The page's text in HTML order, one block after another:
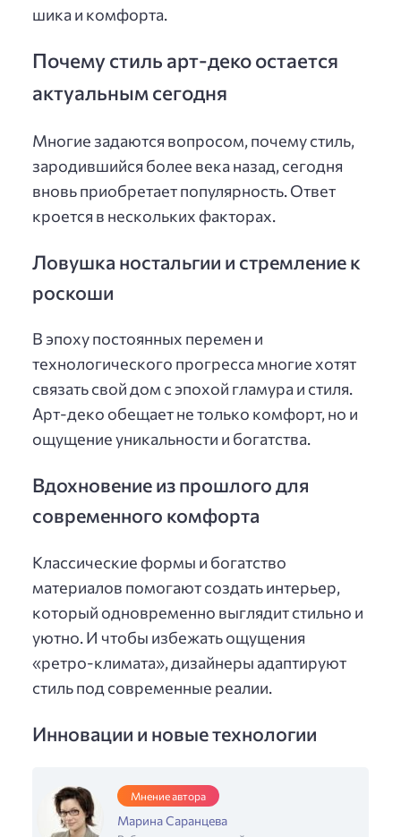
шика и комфорта.
Почему стиль арт-деко остается
актуальным сегодня
Многие задаются вопросом, почему стиль,
зародившийся более века назад, сегодня
вновь приобретает популярность. Ответ
кроется в нескольких факторах.
Ловушка ностальгии и стремление к
роскоши
В эпоху постоянных перемен и
технологического прогресса многие хотят
связать свой дом с эпохой гламура и стиля.
Арт-деко обещает не только комфорт, но и
ощущение уникальности и богатства.
Вдохновение из прошлого для
современного комфорта
Классические формы и богатство
материалов помогают создать интерьер,
который одновременно выглядит стильно и
уютно. И чтобы избежать ощущения
«ретро-климата», дизайнеры адаптируют
стиль под современные реалии.
Инновации и новые технологии
Мнение автора
Марина Саранцева